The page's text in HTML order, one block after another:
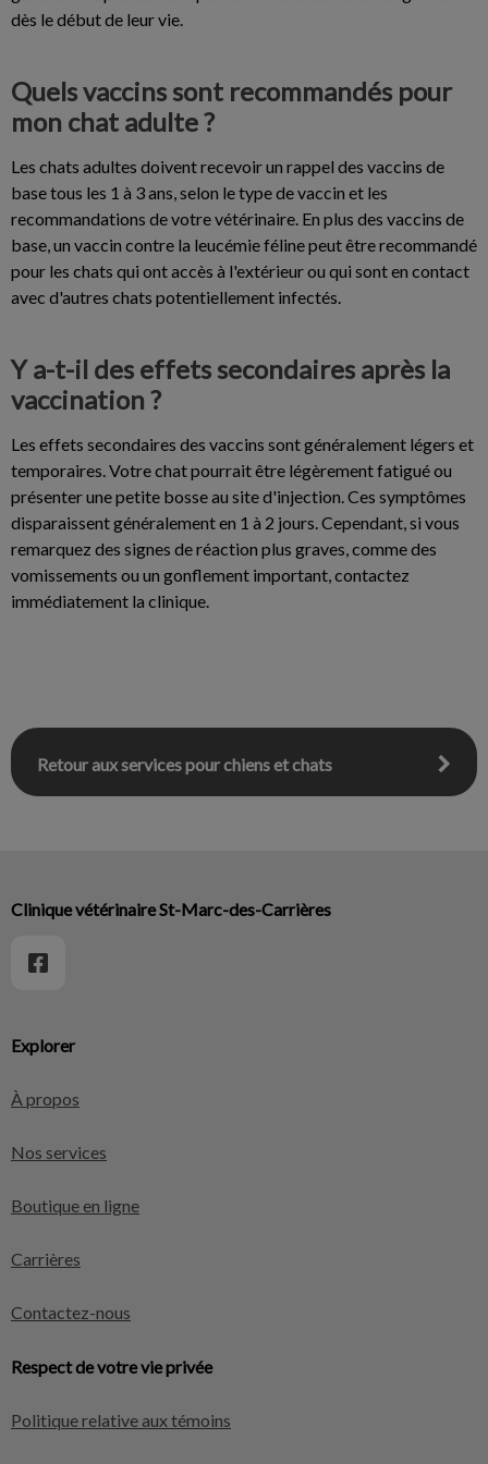
dès le début de leur vie.
Quels vaccins sont recommandés pour
mon chat adulte ?
Les chats adultes doivent recevoir un rappel des vaccins de
base tous les 1 à 3 ans, selon le type de vaccin et les
recommandations de votre vétérinaire. En plus des vaccins de
base, un vaccin contre la leucémie féline peut être recommandé
pour les chats qui ont accès à l'extérieur ou qui sont en contact
avec d'autres chats potentiellement infectés.
Y a-t-il des effets secondaires après la
vaccination ?
Les effets secondaires des vaccins sont généralement légers et
temporaires. Votre chat pourrait être légèrement fatigué ou
présenter une petite bosse au site d'injection. Ces symptômes
disparaissent généralement en 1 à 2 jours. Cependant, si vous
remarquez des signes de réaction plus graves, comme des
vomissements ou un gonflement important, contactez
immédiatement la clinique.
Retour aux services pour chiens et chats
Explorer
À propos
Nos services
Boutique en ligne
Carrières
Contactez-nous
Respect de votre vie privée
Politique relative aux témoins
Clinique vétérinaire St-Marc-des-Carrières